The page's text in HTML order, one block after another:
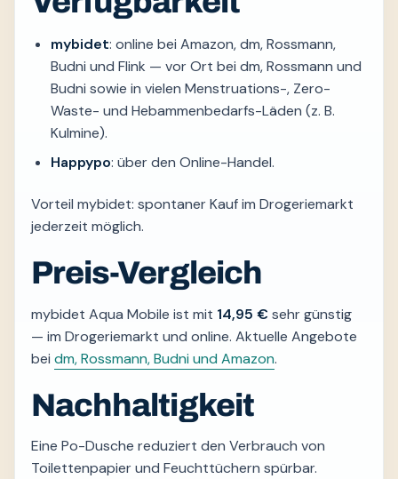
mybidet: online bei Amazon, dm, Rossmann,
Budni und Flink — vor Ort bei dm, Rossmann und
Budni sowie in vielen Menstruations-, Zero-
Waste- und Hebammenbedarfs-Läden (z. B.
Kulmine).
Happypo: über den Online-Handel.
Vorteil mybidet: spontaner Kauf im Drogeriemarkt
jederzeit möglich.
Preis-Vergleich
mybidet Aqua Mobile ist mit 14,95 € sehr günstig
— im Drogeriemarkt und online. Aktuelle Angebote
bei dm, Rossmann, Budni und Amazon.
Nachhaltigkeit
Eine Po-Dusche reduziert den Verbrauch von
Toilettenpapier und Feuchttüchern spürbar.